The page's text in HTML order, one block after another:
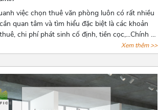
việc chọn thuê văn phòng luôn có rất nhiều
quan tâm và tìm hiểu đặc biệt là các khoản
chi phí phát sinh cố định, tiền cọc,...Chính vì
khi quyết định thuê văn phòng, bên thuê cần
tiền cọc và các loại chi phí thuê hằng tháng,
định pháp luật có liên quan và cách để lấy lại
trong những trường hợp rủi ro có thể xảy ra.
tìm hiểu thêm về nội dung này trong bài
đây nhé!
Xem thêm >>